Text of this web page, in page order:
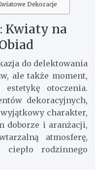
Dekoracje
Kwiaty na
do delektowania
ale także moment,
otoczenia.
dekoracyjnych,
charakter,
doborze i aranżacji,
atmosferę,
ciepło rodzinnego